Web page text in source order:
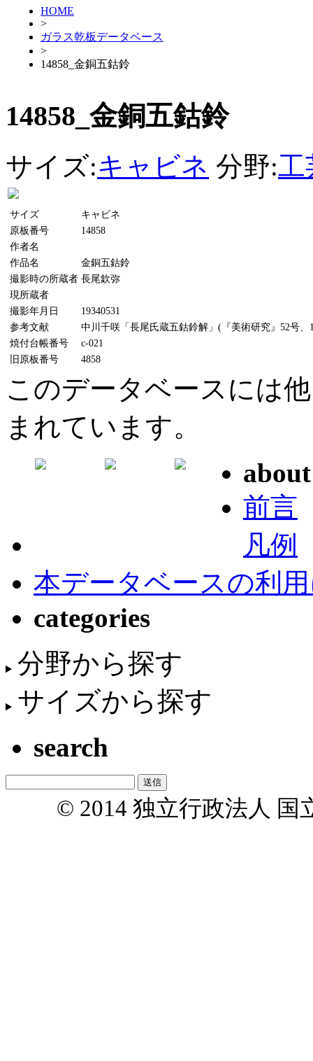
HOME
>
ガラス乾板データベース
>
14858_金銅五鈷鈴
14858_金銅五鈷鈴
サイズ:キャビネ 分野:工
サイズ
キャビネ
原板番号
14858
作者名
作品名
金銅五鈷鈴
撮影時の所蔵者 長尾欽弥
現所蔵者
撮影年月日
19340531
参考文献
中川千咲「長尾氏蔵五鈷鈴解」(『美術研究』52号、
焼付台帳番号
c-021
旧原板番号
4858
このデータベースには
まれています。
about
前言
凡例
本データベースの利
categories
分野から探す
サイズから探す
search
© 2014 独立行政法人 国